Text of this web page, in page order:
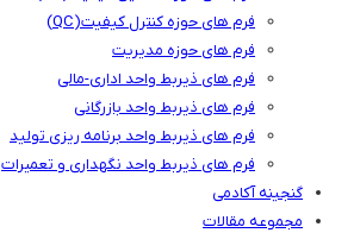
فرم های حوزه کنترل کیفیت(QC)
فرم های حوزه مدیریت
فرم های ذیربط واحد اداری-مالی
فرم های ذیربط واحد بازرگانی
فرم های ذیربط واحد برنامه ریزی تولید
فرم های ذیربط واحد نگهداری و تعمیرات
گنجینه آکادمی
مجموعه مقالات